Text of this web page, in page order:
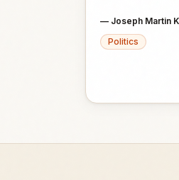
— Joseph Martin
Politics